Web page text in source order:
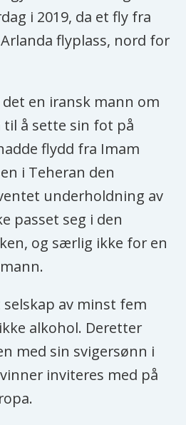
i 2019, da et fly fra
flyplass, nord for
en iransk mann om
å sette sin fot på
flydd fra Imam
i Teheran den
underholdning av
passet seg i den
og særlig ikke for en
av minst fem
alkohol. Deretter
med sin svigersønn i
inviteres med på